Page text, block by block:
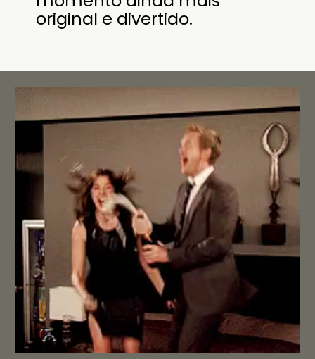
original e divertido.